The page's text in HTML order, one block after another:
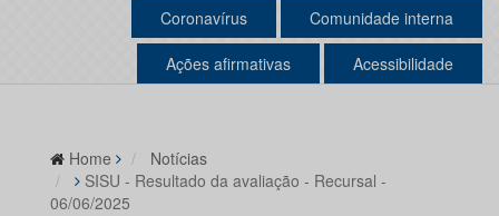
Coronavírus Comunidade interna
Ações afirmativas Acessibilidade
Home
Notícias
SISU - Resultado da avaliação - Recursal -
06/06/2025